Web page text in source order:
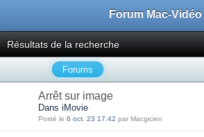
Forum Mac-Vidéo
Résultats de la recherche
Forums
Arrêt sur image
Dans iMovie
Posté le 6 oct. 23 17:42 par Macgicien